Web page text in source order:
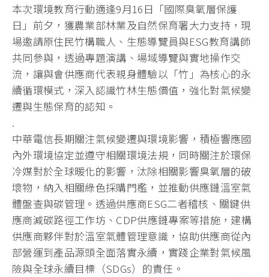
本次環境教育行動適逢9月16日「國際臭氧層保護
日」前夕，獲農業部林業及自然保育署大力支持，現
場邀請原住民竹構職人、生態導覽員與ESG教育講師
共同參與，透過專題演講、場域導覽與實地操作交
流，讓與會供應商代表親身體驗以「竹」為核心的永
續循環模式，深入認識竹林生態價值，強化對氣候變
遷與生態保育的認知。
.
中華電信長期關注氣候變遷與環境影響，積極響應國
內外環境協定並遵守相關環境法規，同時關注於環保
冷媒對於全球暖化的影響，汰除相關影響臭氧層的破
壞物，納入相關綠色採購門檻，並推動供應鏈溫室氣
體盤查與碳管理。透過供應商ESG二者稽核、關鍵供
應商減碳路徑工作坊、CDP供應鏈專案等措施，建構
供應商夥伴對於溫室氣體管理意識，協助供應商從內
部營運到產品源頭全面落實永續，實踐企業對氣候風
險與全球永續目標（SDGs）的責任。